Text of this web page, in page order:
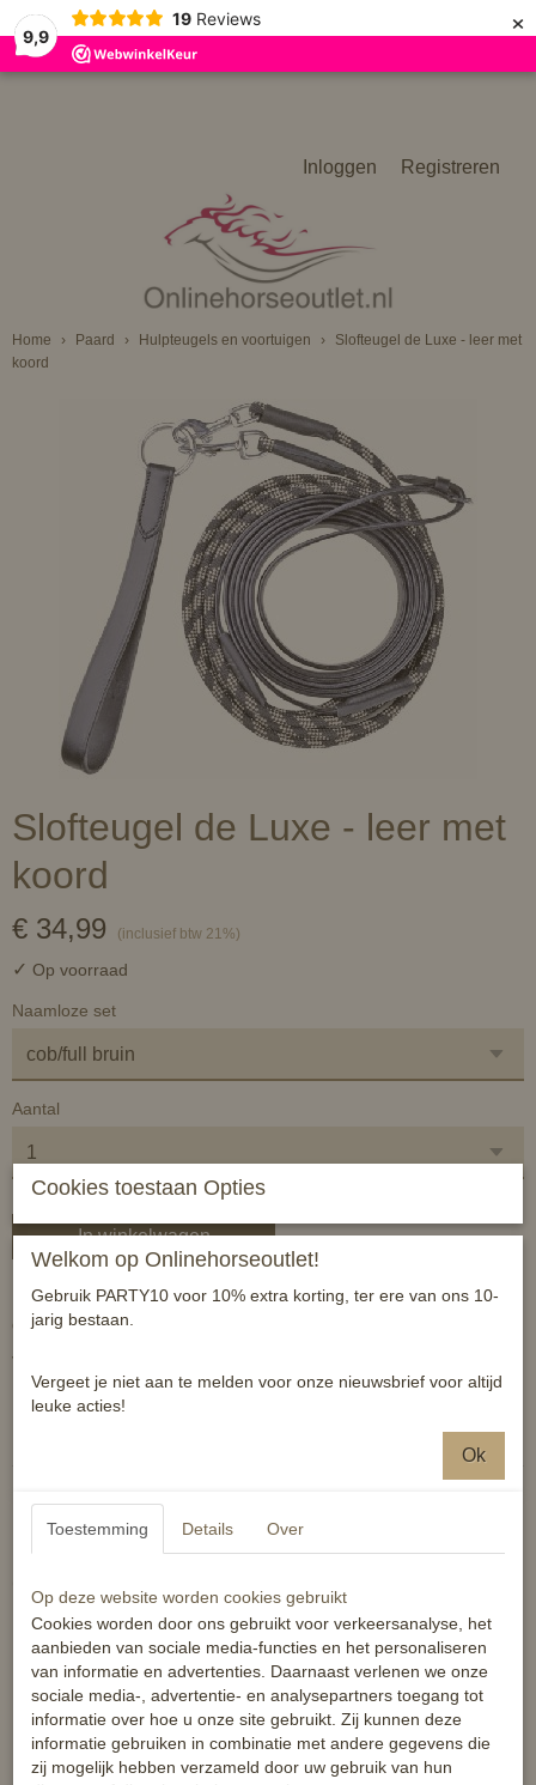
9,9
19 Reviews ×
Inloggen Registreren
Home › Paard › Hulpteugels en voortuigen ›
Slofteugel de Luxe - leer met
koord
Slofteugel de Luxe - leer met
koord
€ 34,99 (inclusief btw 21%)
✓ Op voorraad
Naamloze set
Aantal
In winkelwagen
Luxe leren slofteugel gecombineerd met touw (deel vanaf singel tot
door de bitringen) .
Voorzien van afneembare singelbevestiging.
Reacties
Cookies toestaan Opties
Welkom op Onlinehorseoutlet!
Gebruik PARTY10 voor 10% extra korting, ter ere van ons 10-
jarig bestaan.
Vergeet je niet aan te melden voor onze nieuwsbrief voor altijd
leuke acties!
Ok
Toestemming Details Over
Op deze website worden cookies gebruikt
Cookies worden door ons gebruikt voor verkeersanalyse, het
aanbieden van sociale media-functies en het personaliseren
van informatie en advertenties. Daarnaast verlenen we onze
sociale media-, advertentie- en analysepartners toegang tot
informatie over hoe u onze site gebruikt. Zij kunnen deze
informatie gebruiken in combinatie met andere gegevens die
zij mogelijk hebben verzameld door uw gebruik van hun